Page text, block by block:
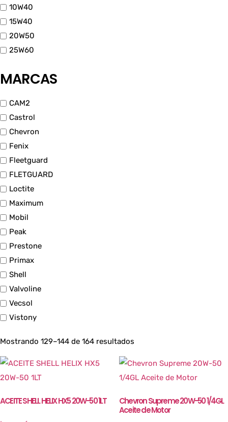
10W40
15W40
20W50
25W60
MARCAS
CAM2
Castrol
Chevron
Fenix
Fleetguard
FLETGUARD
Loctite
Maximum
Mobil
Peak
Prestone
Primax
Shell
Valvoline
Vecsol
Vistony
Mostrando 129–144 de 164 resultados
ACEITE SHELL HELIX HX5 20W-50 1LT
Chevron Supreme 20W-50 1/4GL
Aceite de Motor